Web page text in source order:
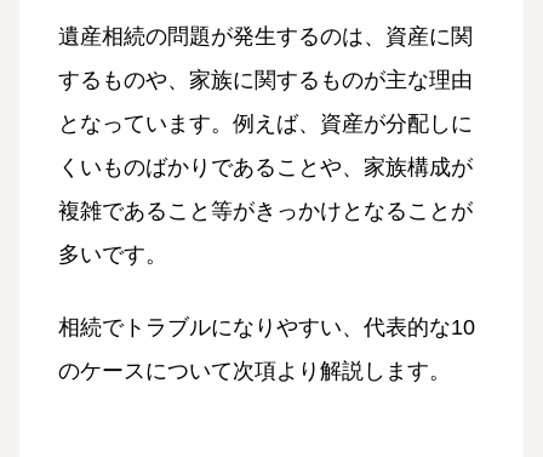
遺産相続の問題が発生するのは、資産に関
するものや、家族に関するものが主な理由
となっています。例えば、資産が分配しに
くいものばかりであることや、家族構成が
複雑であること等がきっかけとなることが
多いです。
相続でトラブルになりやすい、代表的な10
のケースについて次項より解説します。